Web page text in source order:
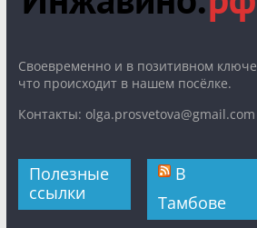
Cвоевременно и в позитивном
что происходит в нашем посёлке.
Контакты: olga.prosvetova@gmail.com
Полезные
ссылки
В
Тамбове